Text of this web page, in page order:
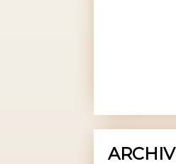
ARCHIV